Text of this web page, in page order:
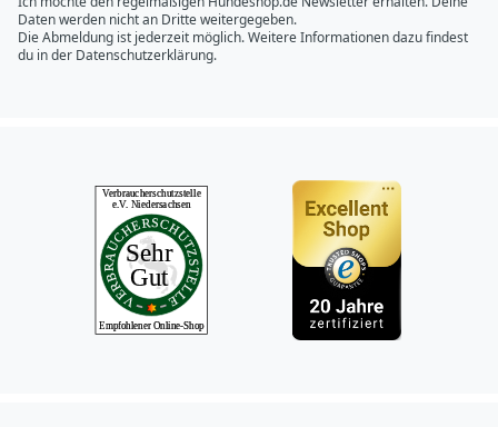
Daten werden nicht an Dritte weitergegeben.
Die Abmeldung ist jederzeit möglich. Weitere Informationen dazu findest
du in der Datenschutzerklärung.